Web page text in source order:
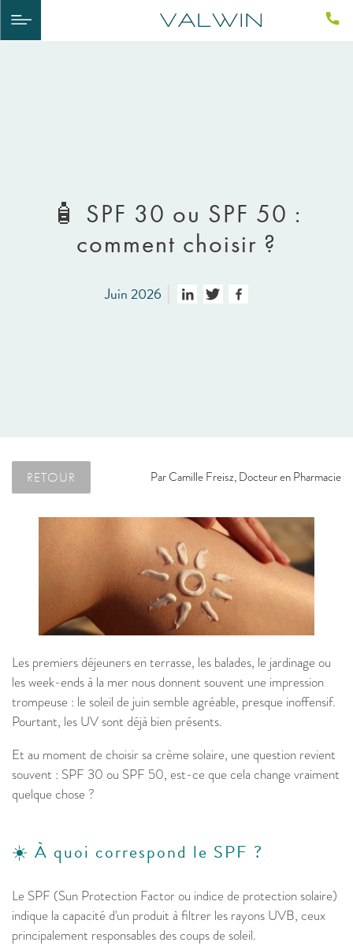
🧴 SPF 30 ou SPF 50 :
comment choisir ?
Juin 2026
RETOUR ParCamille Freisz, Docteur en Pharmacie
Les premiers déjeuners en terrasse, les balades, le jardinage ou
les week-ends à la mer nous donnent souvent une impression
trompeuse : le soleil de juin semble agréable, presque inoffensif.
Pourtant, les UV sont déjà bien présents.
Et au moment de choisir sa crème solaire, une question revient
souvent : SPF 30 ou SPF 50, est-ce que cela change vraiment
quelque chose ?
☀️ À quoi correspond le SPF ?
Le SPF (Sun Protection Factor ou indice de protection solaire)
indique la capacité d'un produit à filtrer les rayons UVB, ceux
principalement responsables des coups de soleil.